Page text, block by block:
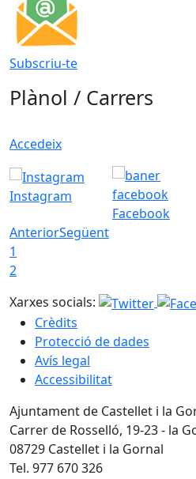
Subscriu-te
Plànol / Carrers
Accedeix
Instagram
Facebook
AnteriorSegüent
1
2
Xarxes socials:
Crèdits
Protecció de dades
Avís legal
Accessibilitat
Ajuntament de Castellet i la
Carrer de Rosselló, 19-23 - la
08729 Castellet i la Gornal
Tel. 977 670 326